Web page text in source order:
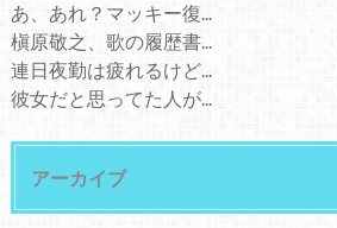
あ、あれ？マッキー復...
槇原敬之、歌の履歴書...
連日夜勤は疲れるけど...
彼女だと思ってた人が...
アーカイブ